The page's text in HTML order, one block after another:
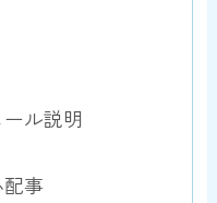
ル説明
事